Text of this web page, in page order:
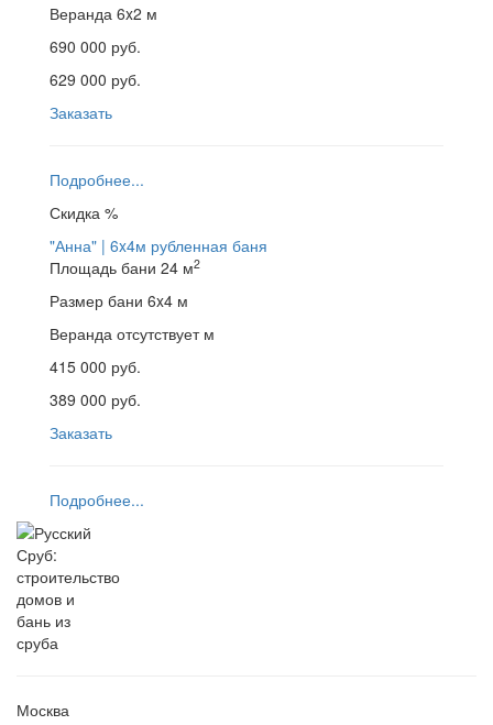
Веранда 6x2 м
690 000 руб.
629 000 руб.
Заказать
Подробнее...
Скидка %
"Анна" | 6x4м рубленная баня
Площадь бани 24 м2
Размер бани 6x4 м
Веранда отсутствует м
415 000 руб.
389 000 руб.
Заказать
Подробнее...
Москва